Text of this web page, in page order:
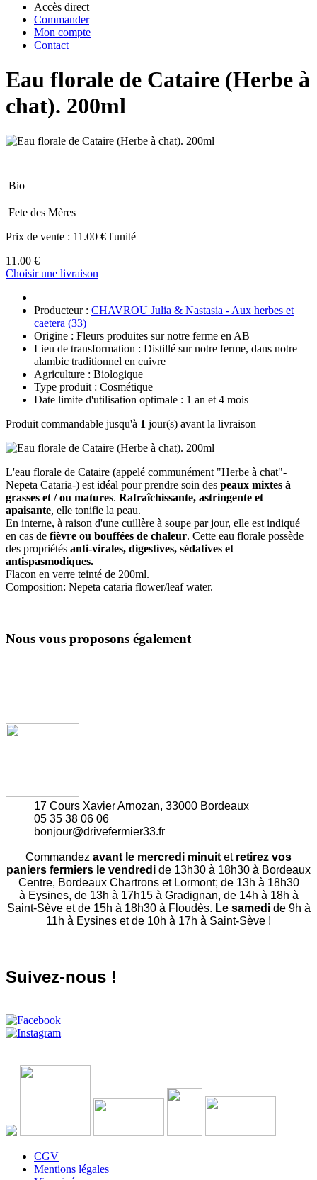
Accès direct
Commander
Mon compte
Contact
Eau florale de Cataire (Herbe à
chat). 200ml
Bio
Fete des Mères
Prix de vente : 11.00 € l'unité
11.00 €
Choisir une livraison
Producteur : CHAVROU Julia & Nastasia - Aux herbes et
caetera (33)
Origine : Fleurs produites sur notre ferme en AB
Lieu de transformation : Distillé sur notre ferme, dans notre
alambic traditionnel en cuivre
Agriculture : Biologique
Type produit : Cosmétique
Date limite d'utilisation optimale : 1 an et 4 mois
Produit commandable jusqu'à 1 jour(s) avant la livraison
L'eau florale de Cataire (appelé communément "Herbe à chat"-
Nepeta Cataria-) est idéal pour prendre soin des peaux mixtes à
grasses et / ou matures. Rafraîchissante, astringente et
apaisante, elle tonifie la peau.
En interne, à raison d'une cuillère à soupe par jour, elle est indiqué
en cas de fièvre ou bouffées de chaleur. Cette eau florale possède
des propriétés anti-virales, digestives, sédatives et
antispasmodiques.
Flacon en verre teinté de 200ml.
Composition: Nepeta cataria flower/leaf water.
Nous vous proposons également
17 Cours Xavier Arnozan, 33000 Bordeaux
05 35 38 06 06
bonjour@drivefermier33.fr
Commandez avant le mercredi minuit et retirez vos
paniers fermiers le vendredi de 13h30 à 18h30 à Bordeaux
Centre, Bordeaux Chartrons et Lormont; de 13h à 18h30
à Eysines, de 13h à 17h15 à Gradignan, de 14h à 18h à
Saint-Sève et de 15h à 18h30 à Floudès. Le samedi de 9h à
11h à Eysines et de 10h à 17h à Saint-Sève !
Suivez-nous !
CGV
Mentions légales